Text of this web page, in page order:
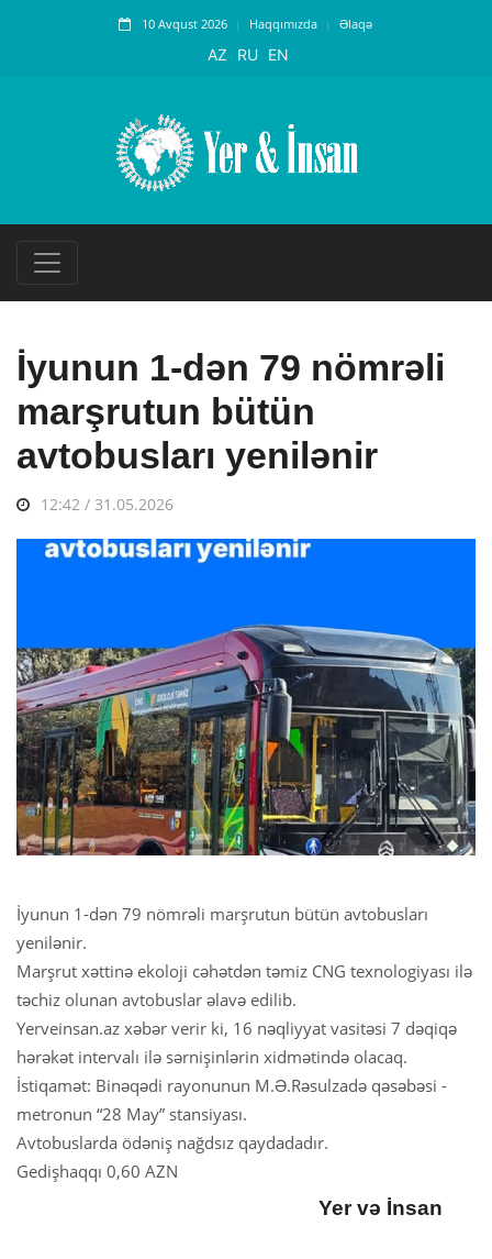
10 Avqust 2026 Haqqımızda Əlaqə
AZ RU EN
İyunun 1-dən 79 nömrəli
marşrutun bütün
avtobusları yenilənir
12:42 / 31.05.2026
İyunun 1-dən 79 nömrəli marşrutun bütün avtobusları
yenilənir.
Marşrut xəttinə ekoloji cəhətdən təmiz CNG texnologiyası ilə
təchiz olunan avtobuslar əlavə edilib.
Yerveinsan.az xəbər verir ki, 16 nəqliyyat vasitəsi 7 dəqiqə
hərəkət intervalı ilə sərnişinlərin xidmətində olacaq.
İstiqamət: Binəqədi rayonunun M.Ə.Rəsulzadə qəsəbəsi -
metronun “28 May” stansiyası.
Avtobuslarda ödəniş nağdsız qaydadadır.
Gedişhaqqı 0,60 AZN
Yer və İnsan